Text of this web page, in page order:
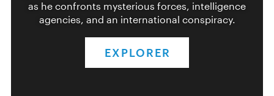
as he confronts mysterious forces, intelligence
agencies, and an international conspiracy.
EXPLORER